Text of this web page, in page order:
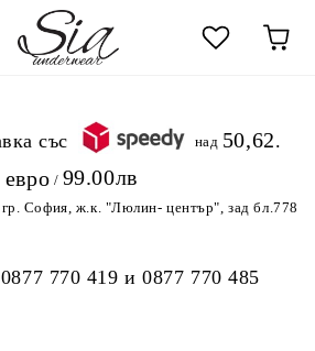
.Безплатна доставка със
над 50,62
евро / 99.00лв
гр. София, ж.к. "Люлин- център", зад бл.778
0877 770 419 и0877 770 485